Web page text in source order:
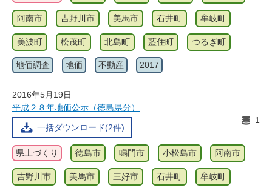
阿南市 吉野川市 美馬市 石井町 牟岐町
美波町 松茂町 北島町 藍住町 つるぎ町
地価調査 地価 不動産 2017
2016年5月19日
平成２８年地価公示（徳島県分）
一括ダウンロード(2件)
1
県土づくり 徳島市 鳴門市 小松島市 阿南市
吉野川市 美馬市 三好市 石井町 牟岐町